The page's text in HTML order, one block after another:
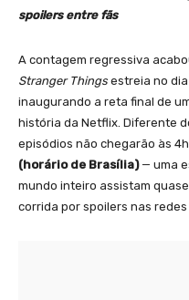
spoilers entre fãs
A contagem regressiva
Stranger Things estreia no dia
inaugurando a reta final de
história da Netflix. Diferente
episódios não chegarão às
(horário de Brasília)— uma
mundo inteiro assistam
corrida por spoilers nas redes